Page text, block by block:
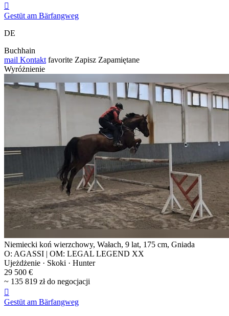

Gestüt am Bärfangweg
DE
Buchhain
mail Kontakt favorite Zapisz Zapamiętane
Wyróżnienie
Niemiecki koń wierzchowy, Wałach, 9 lat, 175 cm, Gniada
O: AGASSI | OM: LEGAL LEGEND XX
Ujeżdżenie · Skoki · Hunter
29 500 €
~ 135 819 zł do negocjacji

Gestüt am Bärfangweg